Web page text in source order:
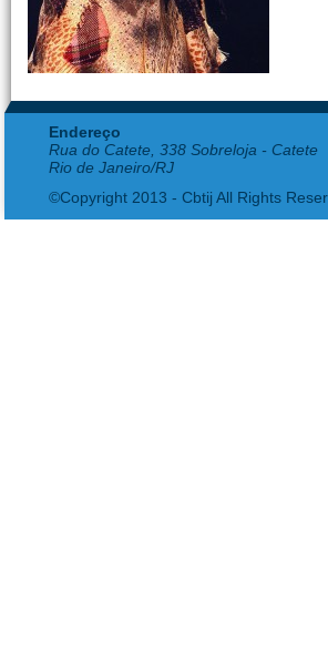
Endereço
Rua do Catete, 338 Sobreloja - Catete
Rio de Janeiro/RJ
©Copyright 2013 - Cbtij All Rights